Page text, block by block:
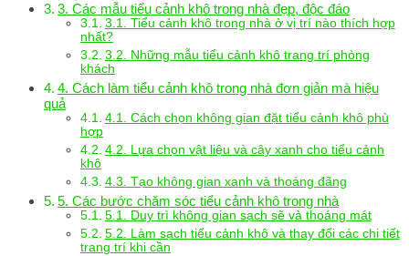
3. Các mẫu tiểu cảnh khô trong nhà đẹp, độc đáo
3.1. Tiểu cảnh khô trong nhà ở vị trí nào thích hợp
nhất?
3.2. Những mẫu tiểu cảnh khô trang trí phòng
khách
4. Cách làm tiểu cảnh khô trong nhà đơn giản mà hiệu
quả
4.1. Cách chọn không gian đặt tiểu cảnh khô phù
hợp
4.2. Lựa chọn vật liệu và cây xanh cho tiểu cảnh
khô
4.3. Tạo không gian xanh và thoáng đãng
5. Các bước chăm sóc tiểu cảnh khô trong nhà
5.1. Duy trì không gian sạch sẽ và thoáng mát
5.2. Làm sạch tiểu cảnh khô và thay đổi các chi tiết
trang trí khi cần